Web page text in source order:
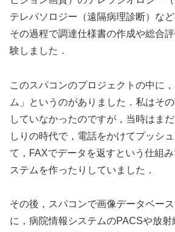
テレパソロジー（遠隔病理診断）な
その過程で調達仕様書の作成や総合
験しました．
このスパコンのプロジェクトの中に
ム」というのがありました．私はそ
していなかったのですが，当時はま
しりの時代で，電話をかけてプッシ
て，FAXでデータを返すという仕組
ステムを作ったりしていました．
その後，スパコンで画像データベー
に，病院情報システムのPACSや放射